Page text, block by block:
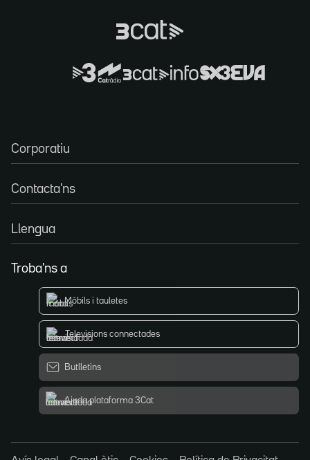
Corporatiu
Contacta'ns
Llengua
Troba'ns a
Mòbils i tauletes
Televisions connectades
Butlletins
Ajuda plataforma 3Cat